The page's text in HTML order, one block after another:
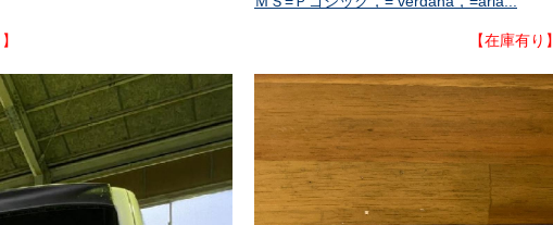
【在庫有り】